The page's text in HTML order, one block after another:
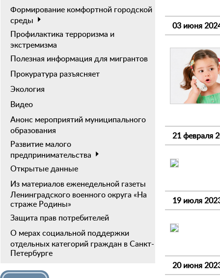
Формирование комфортной городской
среды
Профилактика терроризма и
экстремизма
Полезная информация для мигрантов
Прокуратура разъясняет
Экология
Видео
Анонс мероприятий муниципального
образования
Развитие малого
предпринимательства
Открытые данные
Из материалов еженедельной газеты
Ленинградского военного округа «На
страже Родины»
Защита прав потребителей
О мерах социальной поддержки
отдельных категорий граждан в Санкт-
Петербурге
03 июня
21 февраля
19 июля
20 июня